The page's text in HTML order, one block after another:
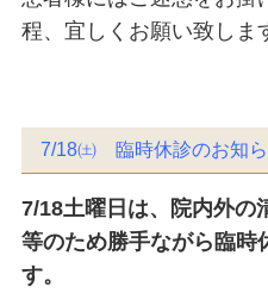
程、宜しくお願い致しま
7/18㈯ 臨時休診のお知
7/18土曜日は、院内外の
等のため勝手ながら臨時
す。